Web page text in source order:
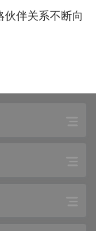
伙伴关系不断向